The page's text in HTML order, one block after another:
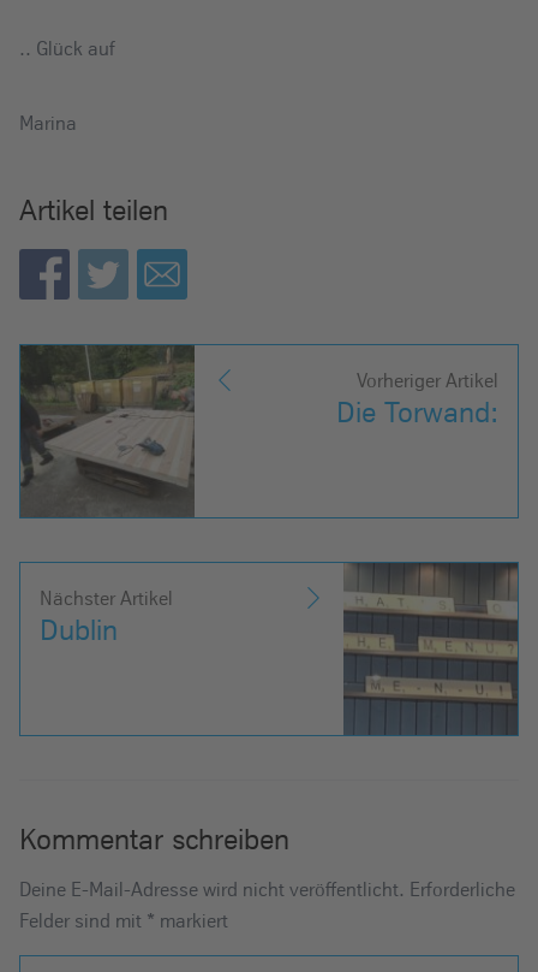
.. Glück auf
Marina
Artikel teilen
Vorheriger Artikel
Die Torwand:
Nächster Artikel
Dublin
Kommentar schreiben
Deine E-Mail-Adresse wird nicht veröffentlicht. Erforderliche
Felder sind mit * markiert